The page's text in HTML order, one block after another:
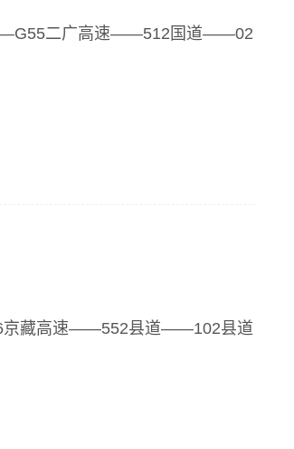
——G55二广高速——512国道——02
京藏高速——552县道——102县道